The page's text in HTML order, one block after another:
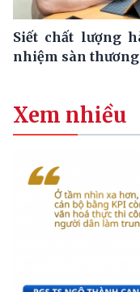
Siết chất lượng
nhiệm sàn
Xem nhiều